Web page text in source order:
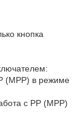
кнопка
(МРР) в режиме
с РР (МРР)